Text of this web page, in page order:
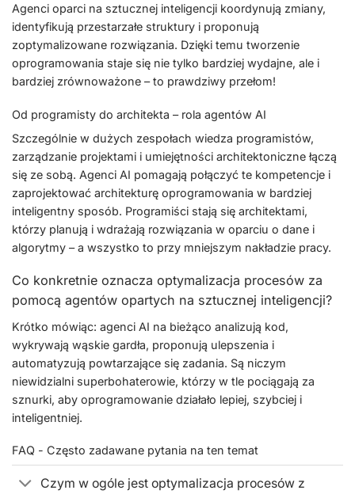
Agenci oparci na sztucznej inteligencji koordynują zmiany,
identyfikują przestarzałe struktury i proponują
zoptymalizowane rozwiązania. Dzięki temu tworzenie
oprogramowania staje się nie tylko bardziej wydajne, ale i
bardziej zrównoważone – to prawdziwy przełom!
Od programisty do architekta – rola agentów AI
Szczególnie w dużych zespołach wiedza programistów,
zarządzanie projektami i umiejętności architektoniczne łączą
się ze sobą. Agenci AI pomagają połączyć te kompetencje i
zaprojektować architekturę oprogramowania w bardziej
inteligentny sposób. Programiści stają się architektami,
którzy planują i wdrażają rozwiązania w oparciu o dane i
algorytmy – a wszystko to przy mniejszym nakładzie pracy.
Co konkretnie oznacza optymalizacja procesów za
pomocą agentów opartych na sztucznej inteligencji?
Krótko mówiąc: agenci AI na bieżąco analizują kod,
wykrywają wąskie gardła, proponują ulepszenia i
automatyzują powtarzające się zadania. Są niczym
niewidzialni superbohaterowie, którzy w tle pociągają za
sznurki, aby oprogramowanie działało lepiej, szybciej i
inteligentniej.
FAQ - Często zadawane pytania na ten temat
Czym w ogóle jest optymalizacja procesów z